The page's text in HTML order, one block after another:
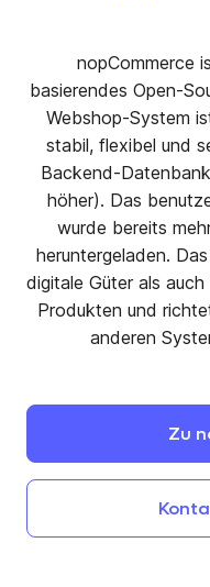
nopCommerce
basierendes Open-
Webshop-System
stabil, flexibel und
Backend-
höher). Das
wurde bereits
heruntergeladen.
digitale Güter als
Produkten und
anderen
Zu